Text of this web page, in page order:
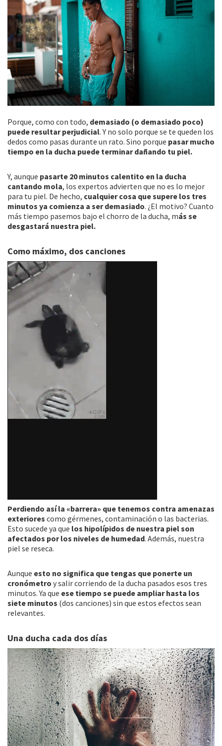
Porque, como con todo, demasiado (o demasiado poco)
puede resultar perjudicial. Y no solo porque se te queden los
dedos como pasas durante un rato. Sino porque pasar mucho
tiempo en la ducha puede terminar dañando tu piel.
Y, aunque pasarte 20 minutos calentito en la ducha
cantando mola, los expertos advierten que no es lo mejor
para tu piel. De hecho, cualquier cosa que supere los tres
minutos ya comienza a ser demasiado. ¿El motivo? Cuanto
más tiempo pasemos bajo el chorro de la ducha, más se
desgastará nuestra piel.
Como máximo, dos canciones
Perdiendo así la «barrera» que tenemos contra amenazas
exteriores como gérmenes, contaminación o las bacterias.
Esto sucede ya que los hipolípidos de nuestra piel son
afectados por los niveles de humedad. Además, nuestra
piel se reseca.
Aunque esto no significa que tengas que ponerte un
cronómetro y salir corriendo de la ducha pasados esos tres
minutos. Ya que ese tiempo se puede ampliar hasta los
siete minutos (dos canciones) sin que estos efectos sean
relevantes.
Una ducha cada dos días